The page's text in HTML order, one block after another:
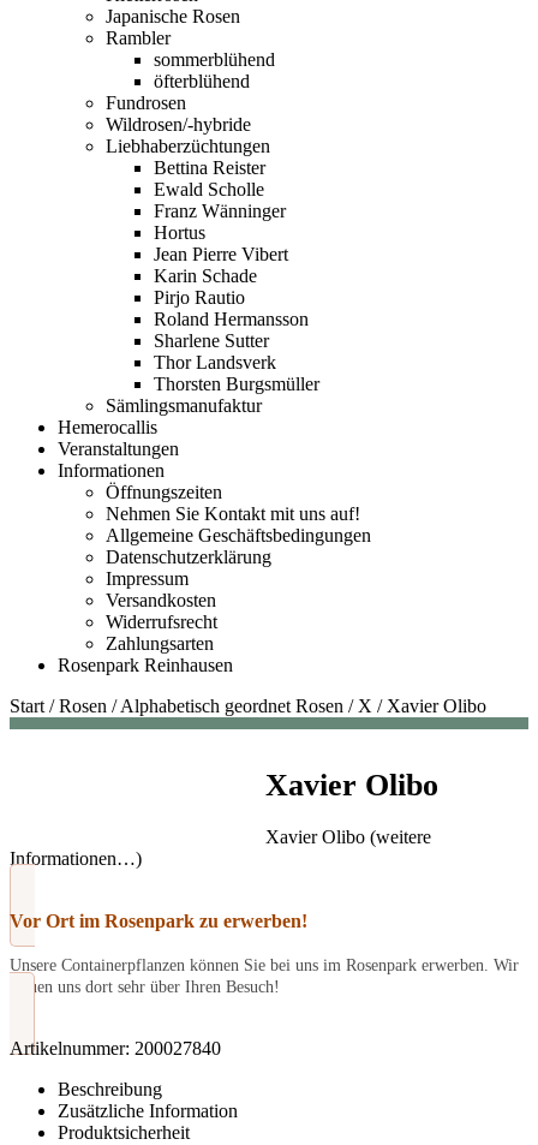
Japanische Rosen
Rambler
sommerblühend
öfterblühend
Fundrosen
Wildrosen/-hybride
Liebhaberzüchtungen
Bettina Reister
Ewald Scholle
Franz Wänninger
Hortus
Jean Pierre Vibert
Karin Schade
Pirjo Rautio
Roland Hermansson
Sharlene Sutter
Thor Landsverk
Thorsten Burgsmüller
Sämlingsmanufaktur
Hemerocallis
Veranstaltungen
Informationen
Öffnungszeiten
Nehmen Sie Kontakt mit uns auf!
Allgemeine Geschäftsbedingungen
Datenschutzerklärung
Impressum
Versandkosten
Widerrufsrecht
Zahlungsarten
Rosenpark Reinhausen
Start /Rosen /Alphabetisch geordnet Rosen / X / Xavier Olibo
Xavier Olibo
Xavier Olibo (weitere
Informationen…)
Vor Ort im Rosenpark zu erwerben!
Unsere Containerpflanzen können Sie bei uns im Rosenpark erwerben. Wir
freuen uns dort sehr über Ihren Besuch!
Artikelnummer: 200027840
Beschreibung
Zusätzliche Information
Produktsicherheit